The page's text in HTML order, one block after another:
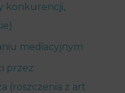
konkurencji,
mediacyjnym
przez
(roszczenia z art